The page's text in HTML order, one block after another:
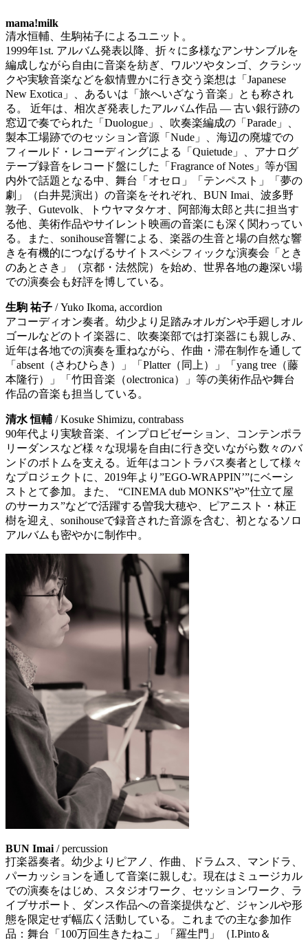
mama!milk
清水恒輔、生駒祐子によるユニット。
1999年1st. アルバム発表以降、折々に多様なアンサンブルを
編成しながら自由に音楽を紡ぎ、ワルツやタンゴ、クラシッ
クや実験音楽などを叙情豊かに行き交う楽想は「Japanese
New Exotica」、あるいは「旅へいざなう音楽」とも称され
る。 近年は、相次ぎ発表したアルバム作品 ― 古い銀行跡の
窓辺で奏でられた「Duologue」、吹奏楽編成の「Parade」、
製本工場跡でのセッション音源「Nude」、海辺の廃墟での
フィールド・レコーディングによる「Quietude」、アナログ
テープ録音をレコード盤にした「Fragrance of Notes」等が国
内外で話題となる中、舞台「オセロ」「テンペスト」「夢の
劇」（白井晃演出）の音楽をそれぞれ、BUN Imai、波多野
敦子、Gutevolk、トウヤマタケオ、阿部海太郎と共に担当す
る他、美術作品やサイレント映画の音楽にも深く関わってい
る。また、sonihouse音響による、楽器の生音と場の自然な響
きを有機的につなげるサイトスペシフィックな演奏会「とき
のあとさき」（京都・法然院）を始め、世界各地の趣深い場
での演奏会も好評を博している。
生駒 祐子 / Yuko Ikoma, accordion
アコーディオン奏者。幼少より足踏みオルガンや手廻しオル
ゴールなどのトイ楽器に、吹奏楽部では打楽器にも親しみ、
近年は各地での演奏を重ねながら、作曲・滞在制作を通して
「absent（さわひらき）」「Platter（同上）」「yang tree（藤
本隆行）」「竹田音楽（olectronica）」等の美術作品や舞台
作品の音楽も担当している。
清水 恒輔 / Kosuke Shimizu, contrabass
90年代より実験音楽、インプロビゼーション、コンテンポラ
リーダンスなど様々な現場を自由に行き交いながら数々のバ
ンドのボトムを支える。近年はコントラバス奏者として様々
なプロジェクトに、2019年より”EGO-WRAPPIN’”にベーシ
ストとて参加。また、 “CINEMA dub MONKS”や”仕立て屋
のサーカス”などで活躍する曽我大穂や、ピアニスト・林正
樹を迎え、sonihouseで録音された音源を含む、初となるソロ
アルバムも密やかに制作中。
BUN Imai / percussion
打楽器奏者。幼少よりピアノ、作曲、ドラムス、マンドラ、
パーカッションを通して音楽に親しむ。現在はミュージカル
での演奏をはじめ、スタジオワーク、セッションワーク、ラ
イブサポート、ダンス作品への音楽提供など、ジャンルや形
態を限定せず幅広く活動している。これまでの主な参加作
品：舞台「100万回生きたねこ」「羅生門」（I.Pinto＆